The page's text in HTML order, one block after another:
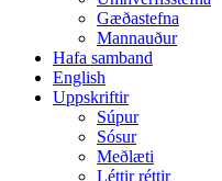
Gæðastefna
Mannauður
Hafa samband
English
Uppskriftir
Súpur
Sósur
Meðlæti
Léttir réttir